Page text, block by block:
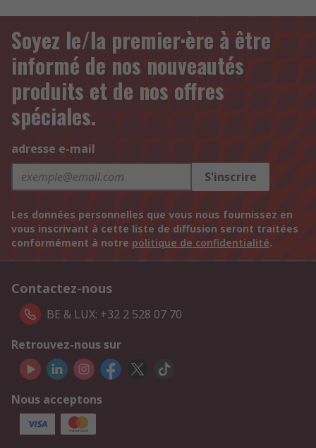
Soyez le/la premier·ère à être
informé de nos nouveautés
produits et de nos offres
spéciales.
adresse e-mail
S'inscrire
Les données personnelles que vous nous fournissez en
vous inscrivant à cette liste de diffusion seront traitées
conformément à notre politique de confidentialité.
Contactez-nous
BE & LUX: +32 2 528 07 70
Retrouvez-nous sur
Nous acceptons